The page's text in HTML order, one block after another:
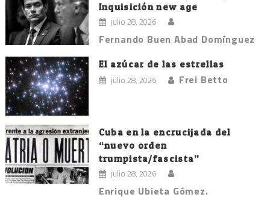
Inquisición new age
julio 28, 2026
Fernando Buen Abad Domínguez
El azúcar de las estrellas
julio 28, 2026 Frei Betto
Cuba en la encrucijada del
“nuevo orden
trumpista/fascista”
julio 28, 2026
Enrique Ubieta Gómez.